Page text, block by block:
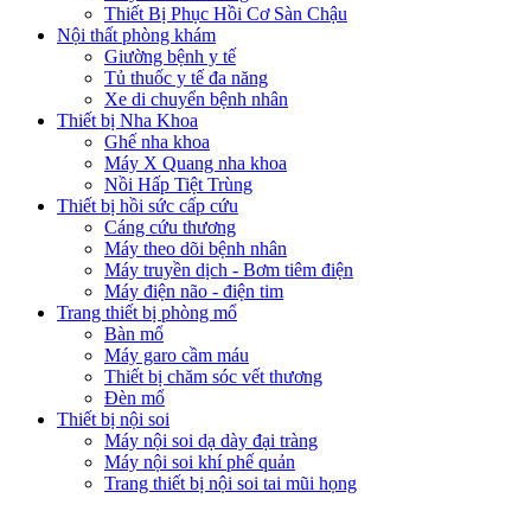
Thiết Bị Phục Hồi Cơ Sàn Chậu
Nội thất phòng khám
Giường bệnh y tế
Tủ thuốc y tế đa năng
Xe di chuyển bệnh nhân
Thiết bị Nha Khoa
Ghế nha khoa
Máy X Quang nha khoa
Nồi Hấp Tiệt Trùng
Thiết bị hồi sức cấp cứu
Cáng cứu thương
Máy theo dõi bệnh nhân
Máy truyền dịch - Bơm tiêm điện
Máy điện não - điện tim
Trang thiết bị phòng mổ
Bàn mổ
Máy garo cầm máu
Thiết bị chăm sóc vết thương
Đèn mổ
Thiết bị nội soi
Máy nội soi dạ dày đại tràng
Máy nội soi khí phế quản
Trang thiết bị nội soi tai mũi họng